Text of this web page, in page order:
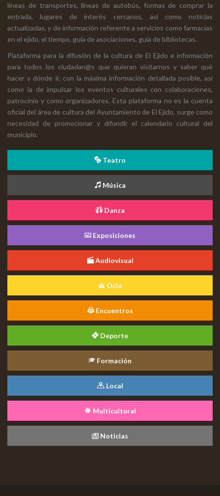
líneas de transportes, líneas de autobús, formas de comprar la
entrada, lugares de interés cercanos, así como noticias
actualizadas, y de información referente a servicios como farmacias
en el ejido, el tiempo, guía de asociaciones, guía de bibliotecas.
Plataforma para la difusión de la cultura de El Ejido e información
para todos los ciudadan@s que quieran visitarnos y saber qué
hacer y dónde ir, con la máxima información detallada posible, así
como la de impulsar los eventos culturales con colaboraciones,
patrocinio y como organizadores. Esta plataforma no es la cuenta
oficial del área de cultura del Ayuntamiento de El Ejido, surge como
necesidad de promocionar y difundir el calendario cultural del
municipio.
Teatro
Música
Danza
Exposiciones
Audiovisual
Ocio
Encuentros
Deporte
Formación
Local
Multicultural
Noticias